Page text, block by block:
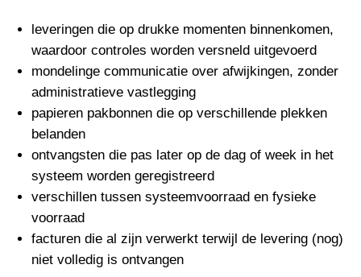
leveringen die op drukke momenten binnenkomen,
waardoor controles worden versneld uitgevoerd
mondelinge communicatie over afwijkingen, zonder
administratieve vastlegging
papieren pakbonnen die op verschillende plekken
belanden
ontvangsten die pas later op de dag of week in het
systeem worden geregistreerd
verschillen tussen systeemvoorraad en fysieke
voorraad
facturen die al zijn verwerkt terwijl de levering (nog)
niet volledig is ontvangen